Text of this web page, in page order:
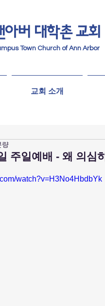
아버 ​ 대학촌 교회
Town Church of Ann Arbor
교회 소개
주일예배 - 왜 의심
량
watch?v=H3No4HbdbYk